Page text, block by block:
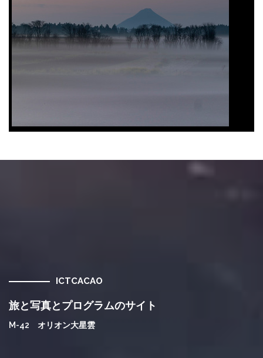
ICTCACAO
旅と写真とプログラムのサイト
M-42 オリオン大星雲